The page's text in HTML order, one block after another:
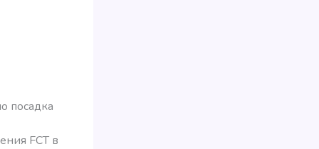
посадка
FCT в